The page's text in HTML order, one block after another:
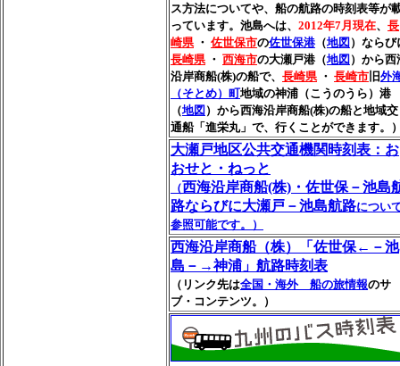
ス方法についてや、船の航路の時刻表等が
っています。池島へは、 2012年7月現在、 長
崎県・ 佐世保市の佐世保港 （地図 ）ならび
長崎県・ 西海市の大瀬戸港（地図 ）から西
沿岸商船(株)の船で、 長崎県・ 長崎市 旧外
（そとめ）町地域の神浦（こうのうら）港
（地図 ）から西海沿岸商船(株)の船と地域交
通船「進栄丸」で、行くことができます。
大瀬戸地区公共交通機関時刻表：お
おせと・ねっと
（西海沿岸商船(株)・佐世保－池島
路ならびに大瀬戸－池島航路につい
参照可能です。）
西海沿岸商船（株）「佐世保←－池
島－→神浦」航路時刻表
（リンク先は全国・海外 船の旅情報のサ
ブ・コンテンツ。）